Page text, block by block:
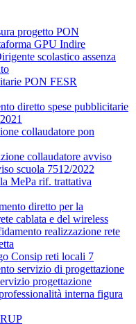
progetto PON
GPU Indire
scolastico assenza
PON FESR
diretto spese pubblicitarie
collaudatore pon
collaudatore avviso
scuola 7512/2022
MePa rif. trattativa
diretto per la
cablata e del wireless
realizzazione rete
Consip reti locali 7
servizio di progettazione
progettazione
interna figura